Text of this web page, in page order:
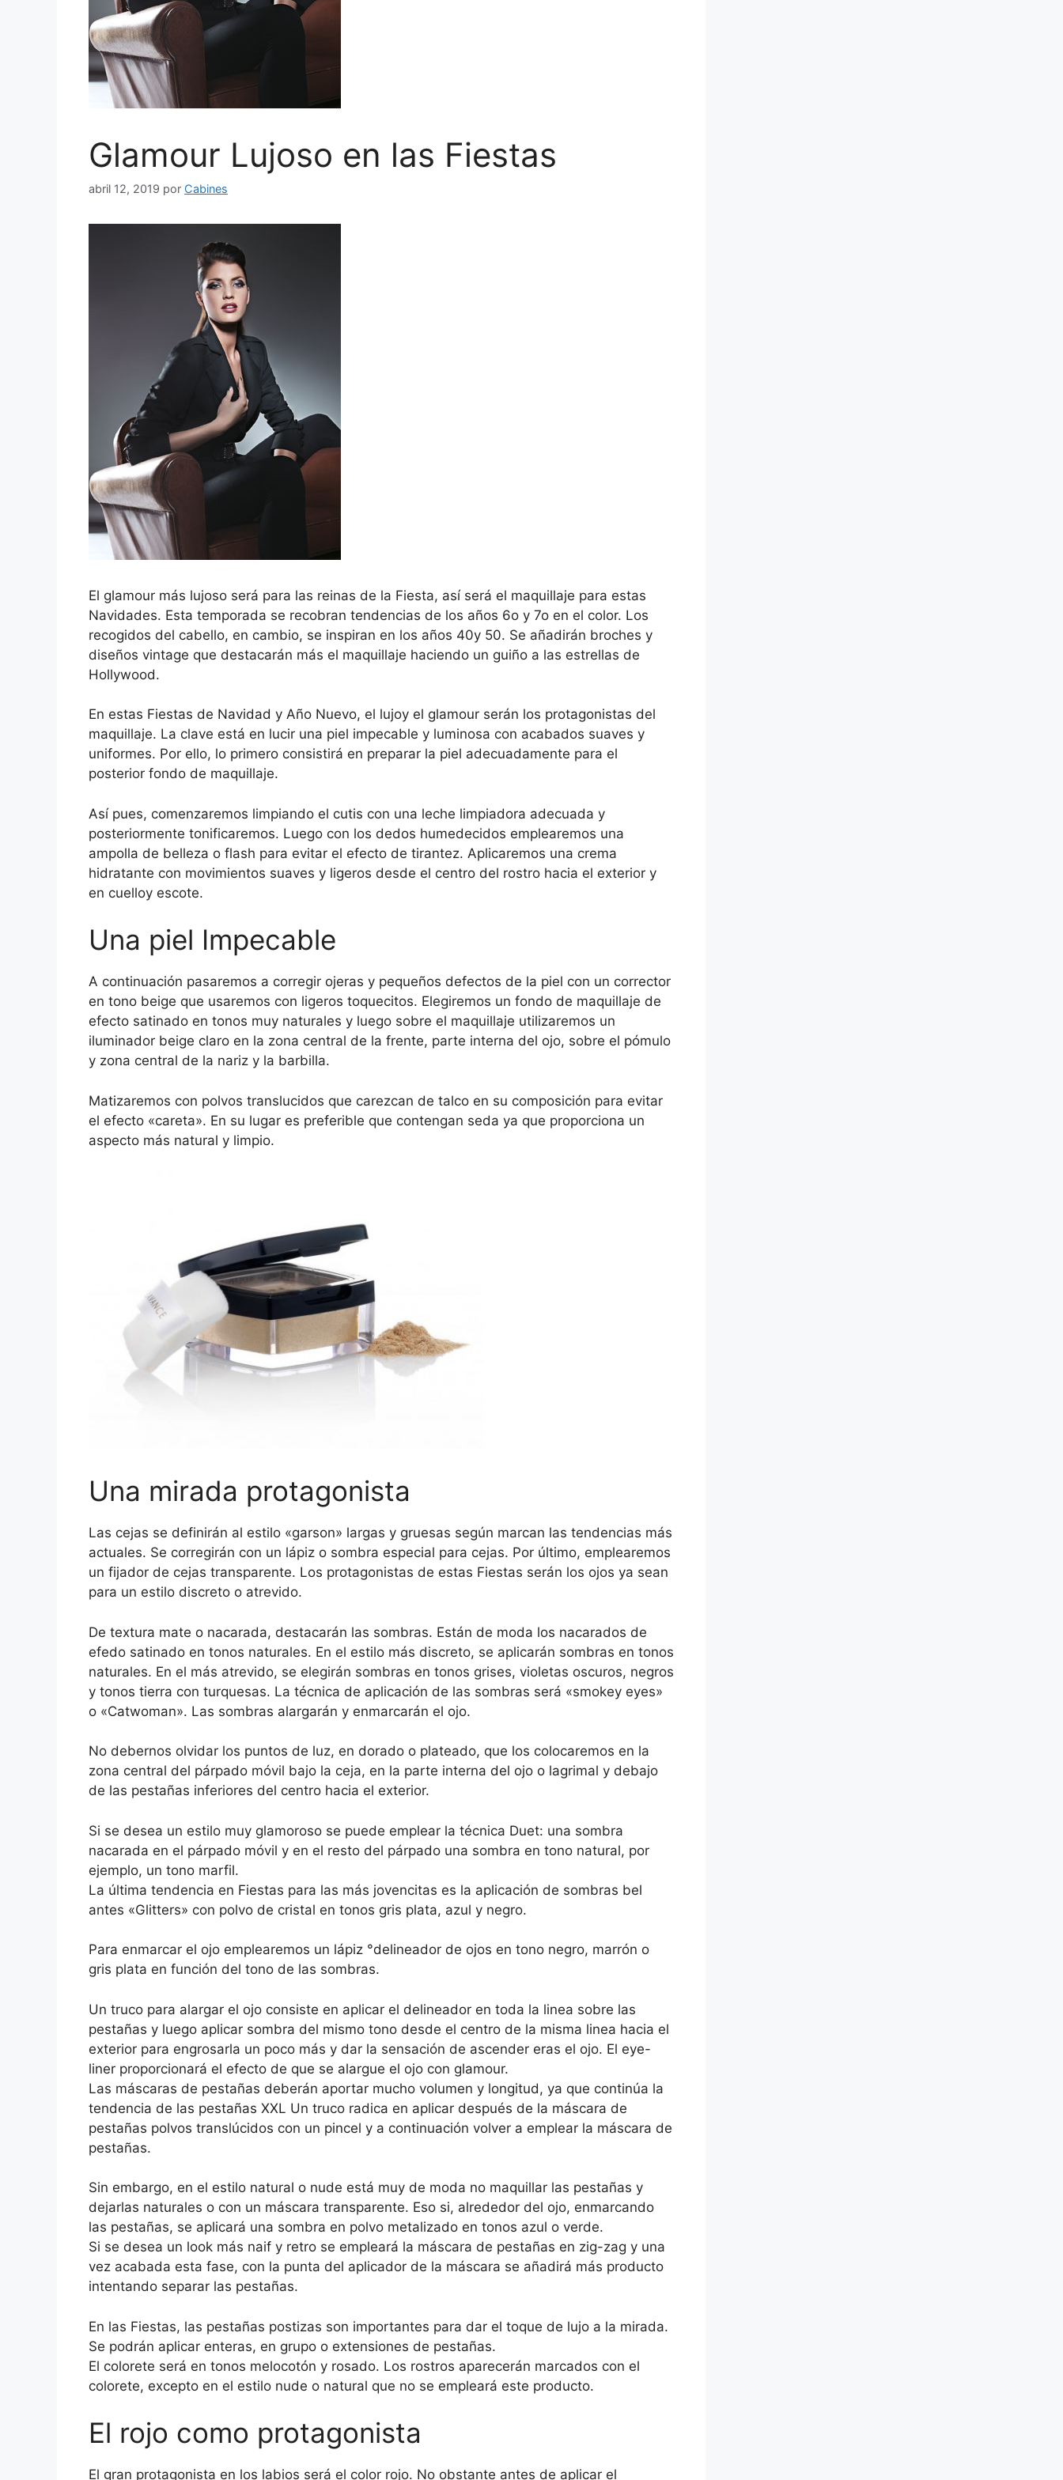
Glamour Lujoso en las Fiestas
abril 12, 2019 por Cabines
El glamour más lujoso será para las reinas de la Fiesta, así será el maquillaje para estas
Navidades. Esta temporada se recobran tendencias de los años 6o y 7o en el color. Los
recogidos del cabello, en cambio, se inspiran en los años 40y 50. Se añadirán broches y
diseños vintage que destacarán más el maquillaje haciendo un guiño a las estrellas de
Hollywood.
En estas Fiestas de Navidad y Año Nuevo, el lujoy el glamour serán los protagonistas del
maquillaje. La clave está en lucir una piel impecable y luminosa con acabados suaves y
uniformes. Por ello, lo primero consistirá en preparar la piel adecuadamente para el
posterior fondo de maquillaje.
Así pues, comenzaremos limpiando el cutis con una leche limpiadora adecuada y
posteriormente tonificaremos. Luego con los dedos humedecidos emplearemos una
ampolla de belleza o flash para evitar el efecto de tirantez. Aplicaremos una crema
hidratante con movimientos suaves y ligeros desde el centro del rostro hacia el exterior y
en cuelloy escote.
Una piel Impecable
A continuación pasaremos a corregir ojeras y pequeños defectos de la piel con un corrector
en tono beige que usaremos con ligeros toquecitos. Elegiremos un fondo de maquillaje de
efecto satinado en tonos muy naturales y luego sobre el maquillaje utilizaremos un
iluminador beige claro en la zona central de la frente, parte interna del ojo, sobre el pómulo
y zona central de la nariz y la barbilla.
Matizaremos con polvos translucidos que carezcan de talco en su composición para evitar
el efecto «careta». En su lugar es preferible que contengan seda ya que proporciona un
aspecto más natural y limpio.
Una mirada protagonista
Las cejas se definirán al estilo «garson» largas y gruesas según marcan las tendencias más
actuales. Se corregirán con un lápiz o sombra especial para cejas. Por último, emplearemos
un fijador de cejas transparente. Los protagonistas de estas Fiestas serán los ojos ya sean
para un estilo discreto o atrevido.
De textura mate o nacarada, destacarán las sombras. Están de moda los nacarados de
efedo satinado en tonos naturales. En el estilo más discreto, se aplicarán sombras en tonos
naturales. En el más atrevido, se elegirán sombras en tonos grises, violetas oscuros, negros
y tonos tierra con turquesas. La técnica de aplicación de las sombras será «smokey eyes»
o «Catwoman». Las sombras alargarán y enmarcarán el ojo.
No debernos olvidar los puntos de luz, en dorado o plateado, que los colocaremos en la
zona central del párpado móvil bajo la ceja, en la parte interna del ojo o lagrimal y debajo
de las pestañas inferiores del centro hacia el exterior.
Si se desea un estilo muy glamoroso se puede emplear la técnica Duet: una sombra
nacarada en el párpado móvil y en el resto del párpado una sombra en tono natural, por
ejemplo, un tono marfil.
La última tendencia en Fiestas para las más jovencitas es la aplicación de sombras bel
antes «Glitters» con polvo de cristal en tonos gris plata, azul y negro.
Para enmarcar el ojo emplearemos un lápiz °delineador de ojos en tono negro, marrón o
gris plata en función del tono de las sombras.
Un truco para alargar el ojo consiste en aplicar el delineador en toda la linea sobre las
pestañas y luego aplicar sombra del mismo tono desde el centro de la misma linea hacia el
exterior para engrosarla un poco más y dar la sensación de ascender eras el ojo. El eye-
liner proporcionará el efecto de que se alargue el ojo con glamour.
Las máscaras de pestañas deberán aportar mucho volumen y longitud, ya que continúa la
tendencia de las pestañas XXL Un truco radica en aplicar después de la máscara de
pestañas polvos translúcidos con un pincel y a continuación volver a emplear la máscara de
pestañas.
Sin embargo, en el estilo natural o nude está muy de moda no maquillar las pestañas y
dejarlas naturales o con un máscara transparente. Eso si, alrededor del ojo, enmarcando
las pestañas, se aplicará una sombra en polvo metalizado en tonos azul o verde.
Si se desea un look más naif y retro se empleará la máscara de pestañas en zig-zag y una
vez acabada esta fase, con la punta del aplicador de la máscara se añadirá más producto
intentando separar las pestañas.
En las Fiestas, las pestañas postizas son importantes para dar el toque de lujo a la mirada.
Se podrán aplicar enteras, en grupo o extensiones de pestañas.
El colorete será en tonos melocotón y rosado. Los rostros aparecerán marcados con el
colorete, excepto en el estilo nude o natural que no se empleará este producto.
El rojo como protagonista
El gran protagonista en los labios será el color rojo. No obstante antes de aplicar el